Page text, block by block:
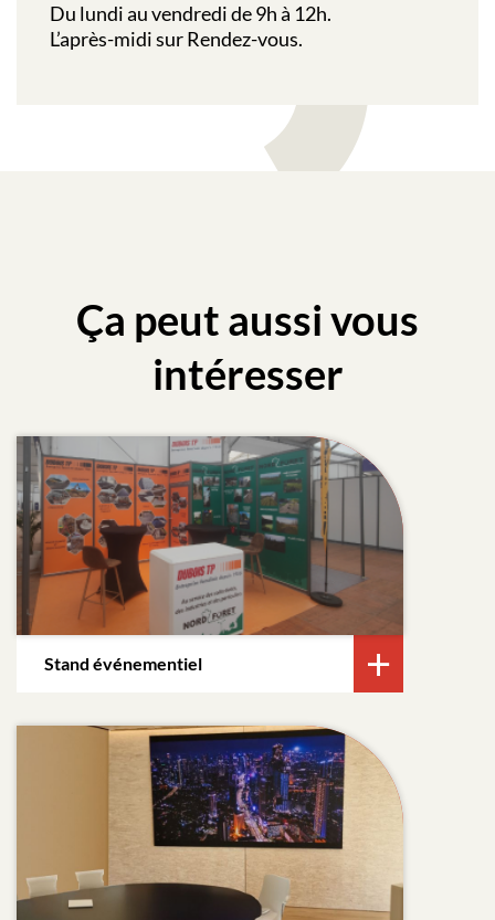
Du lundi au vendredi de 9h à 12h.
L’après-midi sur Rendez-vous.
Ça peut aussi vous
intéresser
Stand événementiel